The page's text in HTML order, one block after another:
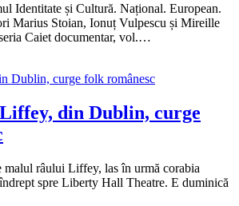
Identitate și Cultură. Național. European.
Marius Stoian, Ionuț Vulpescu și Mireille
Caiet documentar, vol.…
Dublin, curge folk românesc
din Dublin, curge
malul râului Liffey, las în urmă corabia
spre Liberty Hall Theatre. E duminică